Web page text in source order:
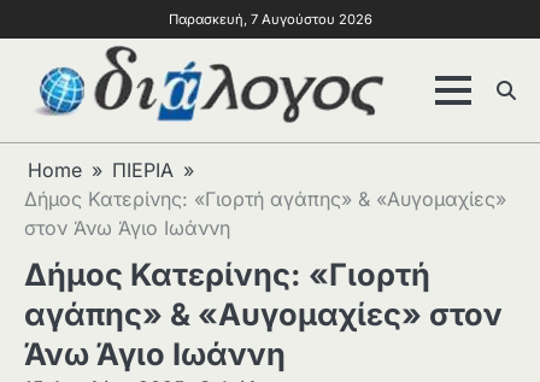
Παρασκευή, 7 Αυγούστου 2026
Home
ΠΙΕΡΙΑ
Δήμος Κατερίνης: «Γιορτή αγάπης» & «Αυγομαχίες»
στον Άνω Άγιο Ιωάννη
Δήμος Κατερίνης: «Γιορτή
αγάπης» & «Αυγομαχίες» στον
Άνω Άγιο Ιωάννη